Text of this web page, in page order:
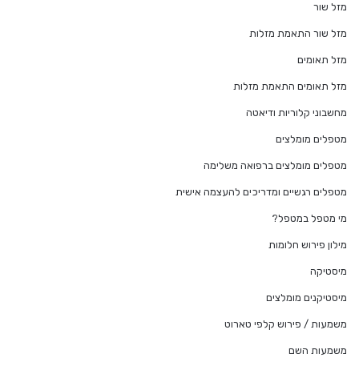
מזל שור
מזל שור התאמת מזלות
מזל תאומים
מזל תאומים התאמת מזלות
מחשבוני קלוריות ודיאטה
מטפלים מומלצים
מטפלים מומלצים ברפואה משלימה
מטפלים רגשיים ומדריכים להעצמה אישית
מי מטפל במטפל?
מילון פירוש חלומות
מיסטיקה
מיסטיקנים מומלצים
משמעות / פירוש קלפי טארוט
משמעות השם